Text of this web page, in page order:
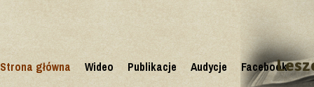
Strona główna Wideo Publikacje Audycje Facebook